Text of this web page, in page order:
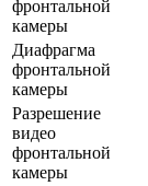
фронтальной
камеры
Диафрагма
фронтальной
камеры
Разрешение
видео
фронтальной
камеры